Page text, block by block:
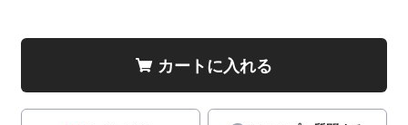
カートに入れる